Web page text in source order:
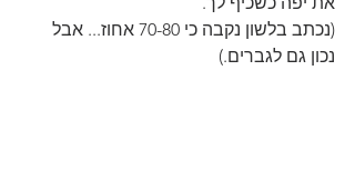
(נכתב בלשון נקבה כי 70-80 אחוז... אבל
נכון גם לגברים.)